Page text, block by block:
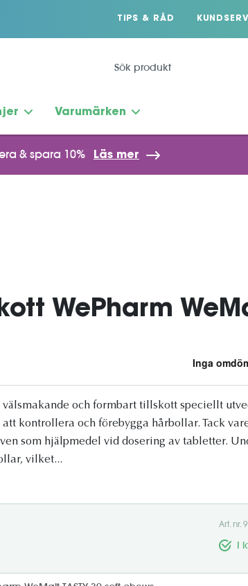
TIPS & RÅD
Varumärken
& spara 10% Läs mer
WePharm
välsmakande och formbart tillskott speciellt
kontrollera och förebygga hårbollar. Tack
som hjälpmedel vid dosering av tabletter.
vilket...
Art. nr.
I